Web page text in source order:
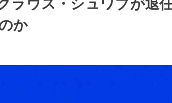
ラウス・シュワブが
か